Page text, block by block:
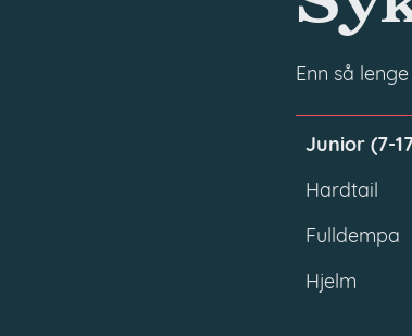
Enn så
Junior (7-
Hardtail
Fulldempa
Hjelm